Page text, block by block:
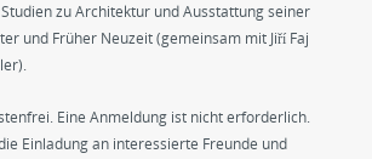
zu Architektur und Ausstattung seiner
und Früher Neuzeit (gemeinsam mit Jiří Faj
Eine Anmeldung ist nicht erforderlich.
Einladung an interessierte Freunde und